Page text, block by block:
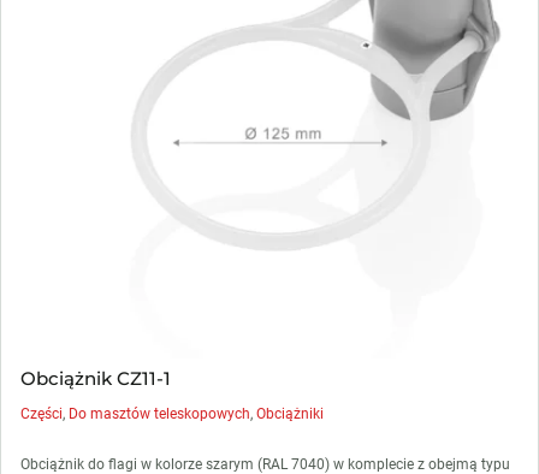
Obciążnik CZ11-1
Części, Do masztów teleskopowych,Obciążniki
Obciążnik do flagi w kolorze szarym (RAL 7040) w komplecie z obejmą typu